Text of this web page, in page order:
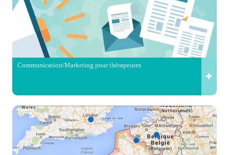
Communication/Marketing pour thérapeutes